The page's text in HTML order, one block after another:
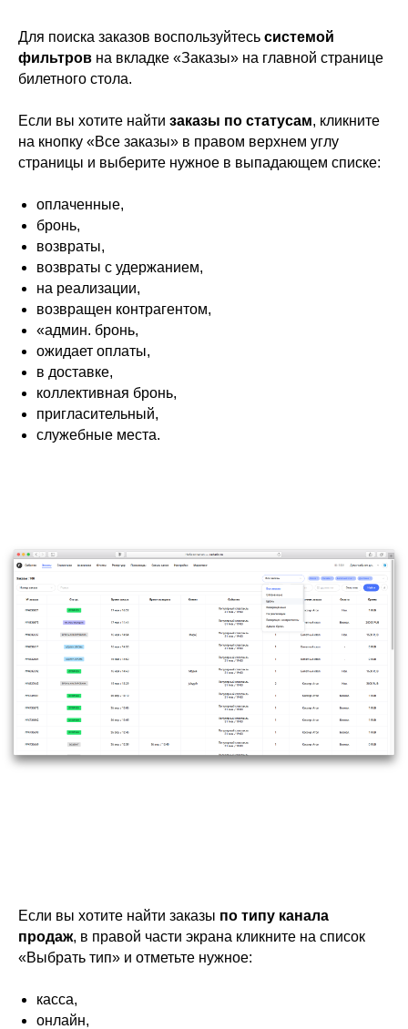
Для поиска заказов воспользуйтесь системой
фильтров на вкладке «Заказы» на главной странице
билетного стола.
Если вы хотите найти заказы по статусам, кликните
на кнопку «Все заказы» в правом верхнем углу
страницы и выберите нужное в выпадающем списке:
оплаченные,
бронь,
возвраты,
возвраты с удержанием,
на реализации,
возвращен контрагентом,
«админ. бронь,
ожидает оплаты,
в доставке,
коллективная бронь,
пригласительный,
служебные места.
Если вы хотите найти заказы по типу канала
продаж, в правой части экрана кликните на список
«Выбрать тип» и отметьте нужное:
касса,
онлайн,